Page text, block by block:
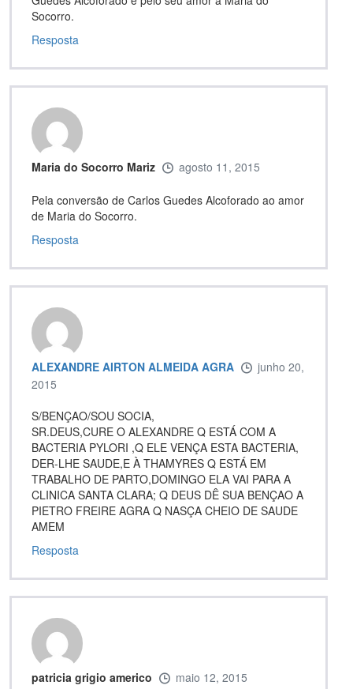
Socorro.
Resposta
Maria do Socorro Mariz agosto 11, 2015
Pela conversão de Carlos Guedes Alcoforado ao amor
de Maria do Socorro.
Resposta
ALEXANDRE AIRTON ALMEIDA AGRA
junho 20,
2015
S/BENÇAO/SOU SOCIA,
SR.DEUS,CURE O ALEXANDRE Q ESTÁ COM A
BACTERIA PYLORI ,Q ELE VENÇA ESTA BACTERIA,
DER-LHE SAUDE,E À THAMYRES Q ESTÁ EM
TRABALHO DE PARTO,DOMINGO ELA VAI PARA A
CLINICA SANTA CLARA; Q DEUS DÊ SUA BENÇAO A
PIETRO FREIRE AGRA Q NASÇA CHEIO DE SAUDE
AMEM
Resposta
patricia grigio americo maio 12, 2015